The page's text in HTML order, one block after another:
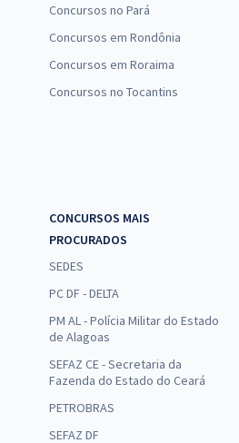
Concursos no Pará
Concursos em Rondônia
Concursos em Roraima
Concursos no Tocantins
CONCURSOS MAIS
PROCURADOS
SEDES
PC DF - DELTA
PM AL - Polícia Militar do Estado
de Alagoas
SEFAZ CE - Secretaria da
Fazenda do Estado do Ceará
PETROBRAS
SEFAZ DF